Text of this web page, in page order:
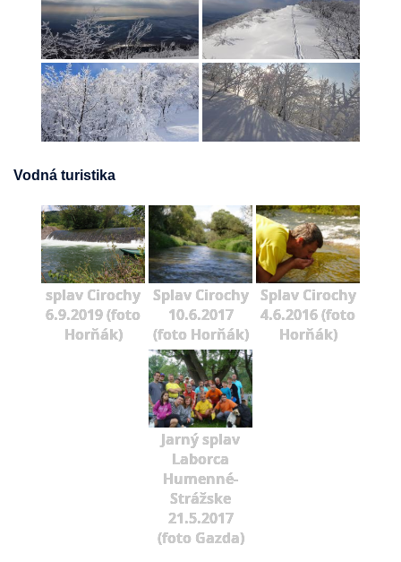
Vodná turistika
splav Cirochy
6.9.2019 (foto
Horňák)
Splav Cirochy
10.6.2017
(foto Horňák)
Splav Cirochy
4.6.2016 (foto
Horňák)
Jarný splav
Laborca
Humenné-
Strážske
21.5.2017
(foto Gazda)